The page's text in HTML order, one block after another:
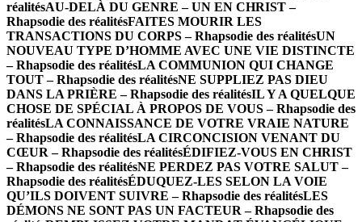
réalitésAU-DELÀ DU GENRE – UN EN CHRIST –
Rhapsodie des réalitésFAITES MOURIR LES
TRANSACTIONS DU CORPS – Rhapsodie des réalitésUN
NOUVEAU TYPE D’HOMME AVEC UNE VIE DISTINCTE
– Rhapsodie des réalitésLA COMMUNION QUI CHANGE
TOUT – Rhapsodie des réalitésNE SUPPLIEZ PAS DIEU
DANS LA PRIÈRE – Rhapsodie des réalitésIL Y A QUELQUE
CHOSE DE SPÉCIAL À PROPOS DE VOUS – Rhapsodie des
réalitésLA CONNAISSANCE DE VOTRE VRAIE NATURE
– Rhapsodie des réalitésLA CIRCONCISION VENANT DU
CŒUR – Rhapsodie des réalitésÉDIFIEZ-VOUS EN CHRIST
– Rhapsodie des réalitésNE PERDEZ PAS VOTRE SALUT –
Rhapsodie des réalitésÉDUQUEZ-LES SELON LA VOIE
QU’ILS DOIVENT SUIVRE – Rhapsodie des réalitésLES
DÉMONS NE SONT PAS UN FACTEUR – Rhapsodie des